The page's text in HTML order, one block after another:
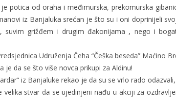
potica od oraha i međimurska, prekomurska
iz Banjaluka srećan je što su i oni doprinijeli
suvim grižđem i drugim đakonijama , nego i
Udruženja Čeha “Češka beseda” Maćino
da se što više novca prikupi za Aldinu!
iz Banjaluke rekao je da su se vrlo rado
stvar da se ujedinjeni nađu u akciji za